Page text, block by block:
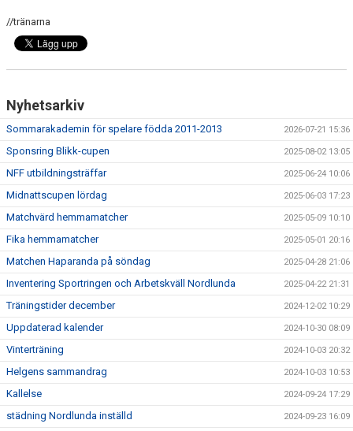
BILDGALLERI
MEDLEMSKAP
//tränarna
Nyhetsarkiv
Sommarakademin för spelare födda 2011-2013 2026-07-21 15:36
Sponsring Blikk-cupen 2025-08-02 13:05
NFF utbildningsträffar 2025-06-24 10:06
Midnattscupen lördag 2025-06-03 17:23
Matchvärd hemmamatcher 2025-05-09 10:10
Fika hemmamatcher 2025-05-01 20:16
Matchen Haparanda på söndag 2025-04-28 21:06
Inventering Sportringen och Arbetskväll Nordlunda 2025-04-22 21:31
Träningstider december 2024-12-02 10:29
Uppdaterad kalender 2024-10-30 08:09
Vinterträning 2024-10-03 20:32
Helgens sammandrag 2024-10-03 10:53
Kallelse 2024-09-24 17:29
städning Nordlunda inställd 2024-09-23 16:09